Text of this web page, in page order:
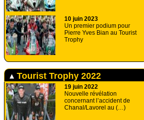
10 juin 2023
Un premier podium pour
Pierre Yves Bian au Tourist
Trophy
Tourist Trophy 2022
19 juin 2022
Nouvelle révélation
concernant l’accident de
Chanal/Lavorel au (…)